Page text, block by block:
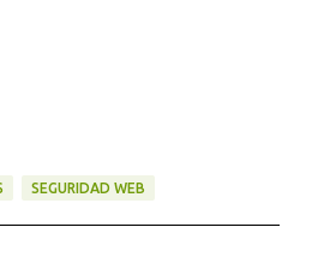
SEGURIDAD WEB